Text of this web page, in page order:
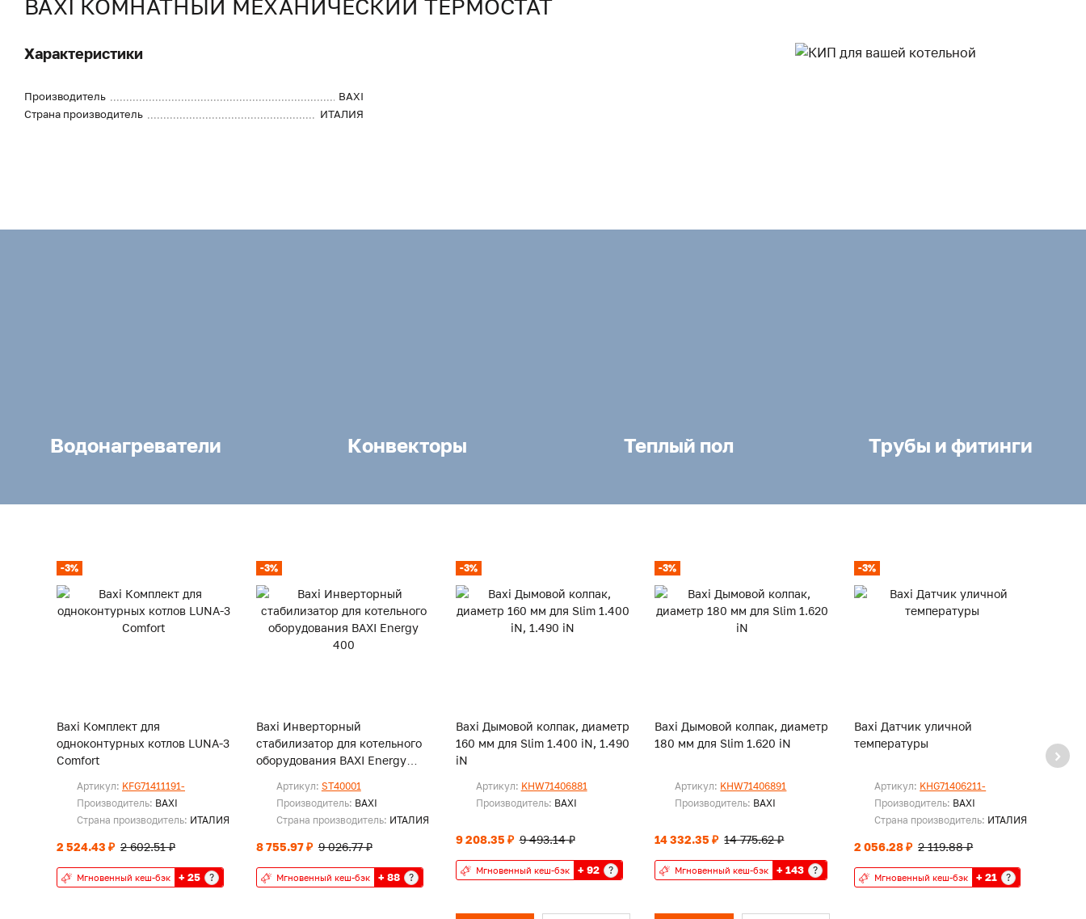
BAXI КОМНАТНЫЙ МЕХАНИЧЕСКИЙ ТЕРМОСТАТ
Характеристики
Производитель
BAXI
Страна производитель
ИТАЛИЯ
Водонагреватели Конвекторы Теплый пол Трубы и фитинги
-3%
Baxi Комплект для
одноконтурных котлов LUNA-3
Comfort
Артикул: KFG71411191-
Производитель: BAXI
Страна производитель: ИТАЛИЯ
2 524.43 ₽ 2 602.51 ₽
Мгновенный кеш-бэк + 25 ?
-3%
Baxi Инверторный
стабилизатор для котельного
оборудования BAXI Energy
Артикул: ST40001
Производитель: BAXI
Страна производитель: ИТАЛИЯ
8 755.97 ₽ 9 026.77 ₽
Мгновенный кеш-бэк + 88 ?
-3%
Baxi Дымовой колпак, диаметр
160 мм для Slim 1.400 iN, 1.490
iN
Артикул: KHW71406881
Производитель: BAXI
9 208.35 ₽ 9 493.14 ₽
Мгновенный кеш-бэк + 92 ?
-3%
Baxi Дымовой колпак, диаметр
180 мм для Slim 1.620 iN
Артикул: KHW71406891
Производитель: BAXI
14 332.35 ₽ 14 775.62 ₽
Мгновенный кеш-бэк + 143 ?
-3%
Baxi Датчик уличной
температуры
Артикул: KHG71406211-
Производитель: BAXI
Страна производитель: ИТАЛИЯ
2 056.28 ₽ 2 119.88 ₽
Мгновенный кеш-бэк + 21 ?